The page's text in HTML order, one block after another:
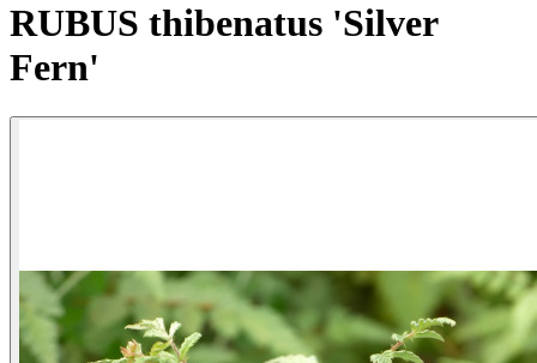
RUBUS thibenatus 'Silver
Fern'